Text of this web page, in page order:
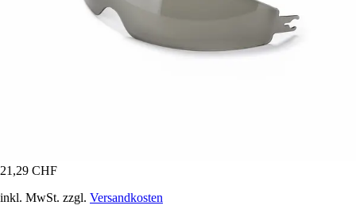
21,29 CHF
inkl. MwSt. zzgl. Versandkosten